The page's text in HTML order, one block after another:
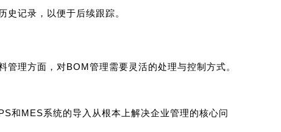
记录，以便于后续跟踪。
理方面，对BOM管理需要灵活的处理与控制方式。
和MES系统的导入从根本上解决企业管理的核心问